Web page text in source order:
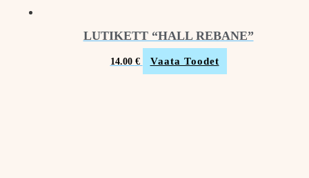
LUTIKETT “HALL REBANE”
14.00 € Vaata Toodet